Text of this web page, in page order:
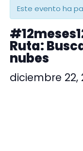
Este evento ha
Ruta:
nubes
diciembre 22,